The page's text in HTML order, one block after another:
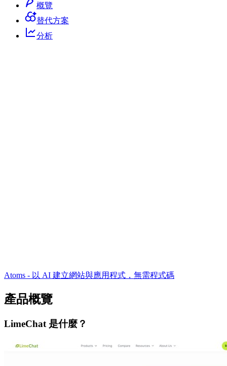
概覽
替代方案
分析
Atoms - 以 AI 建立網站與應用程式，無需程式碼
產品概覽
LimeChat 是什麼？